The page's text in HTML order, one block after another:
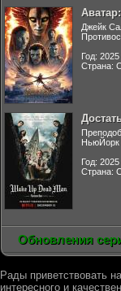
Джейк
Год: 2025
Страна:
НьюЙорк
Год: 2025
Страна:
Обновления
Рады приветствовать
интересного и